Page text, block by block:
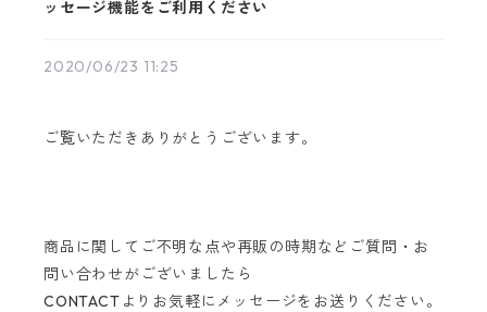
ッセージ機能をご利用ください
2020/06/23 11:25
ご覧いただきありがとうございます。
商品に関してご不明な点や再販の時期などご質問・お
問い合わせがございましたら
CONTACTよりお気軽にメッセージをお送りください。